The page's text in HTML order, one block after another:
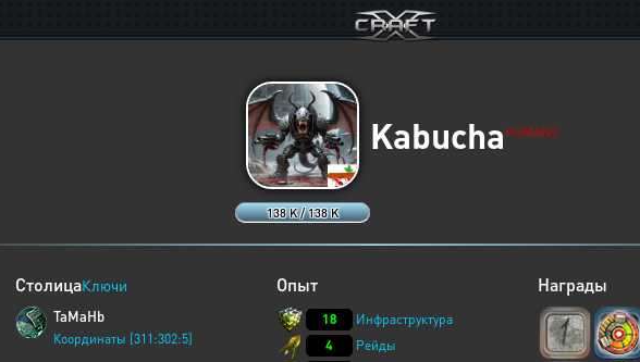
138 K / 138 K
Kabucha HUMANS
СтолицаКлючи
TaMaHb
Координаты [311:302:5]
Опыт
18
Инфраструктура
4
Рейды
Награды